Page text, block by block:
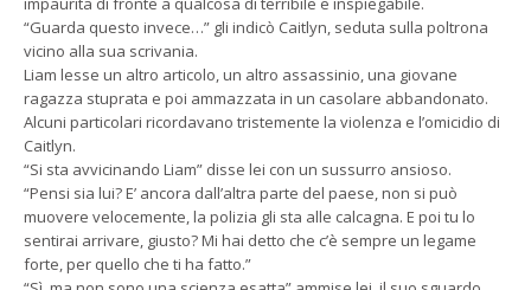
“Guarda questo invece…” gli indicò Caitlyn, seduta sulla poltrona
vicino alla sua scrivania.
Liam lesse un altro articolo, un altro assassinio, una giovane
ragazza stuprata e poi ammazzata in un casolare abbandonato.
Alcuni particolari ricordavano tristemente la violenza e l’omicidio di
Caitlyn.
“Si sta avvicinando Liam” disse lei con un sussurro ansioso.
“Pensi sia lui? E’ ancora dall’altra parte del paese, non si può
muovere velocemente, la polizia gli sta alle calcagna. E poi tu lo
sentirai arrivare, giusto? Mi hai detto che c’è sempre un legame
forte, per quello che ti ha fatto.”